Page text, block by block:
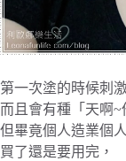
第一次塗的時候刺
而且會有種「天啊
但畢竟個人造業個
買了還是要用完，